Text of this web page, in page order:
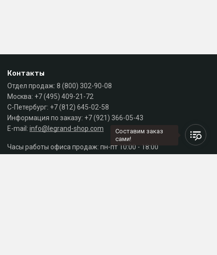
Контакты
Отдел продаж: 8 (800) 302-90-08
Москва: +7 (495) 409-21-72
С-Петербург: +7 (812) 645-02-58
Информация по заказу: +7 (921) 366-05-43
E-mail: info@legrand-shop.com
Часы работы офиса продаж: пн-пт 10:00 - 18:00
Составим заказ
сами!